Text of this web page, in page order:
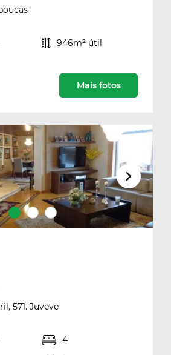
que deseja
imóveis favoritos?
946m² útil
Mais fotos
571. Juveve
4